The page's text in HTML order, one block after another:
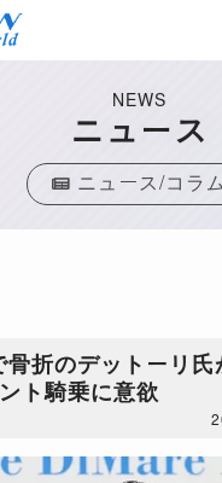
NEWS
ニュース
ニュース/コラ
折のデットーリ氏
ト騎乗に意欲